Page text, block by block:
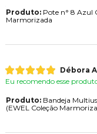
Produto:Pote n° 8 Azul
Marmorizada
Débora
Eu recomendo esse
Produto:Bandeja
(EWEL Coleção